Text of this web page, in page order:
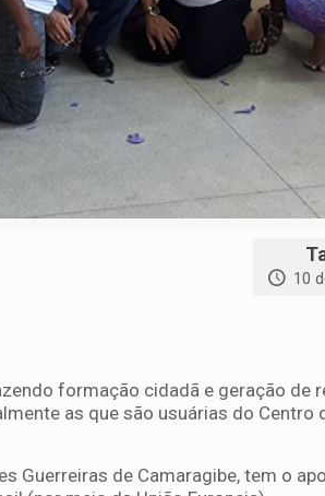
10
formação cidadã e geração de
as que são usuárias do Centro
Guerreiras de Camaragibe, tem o